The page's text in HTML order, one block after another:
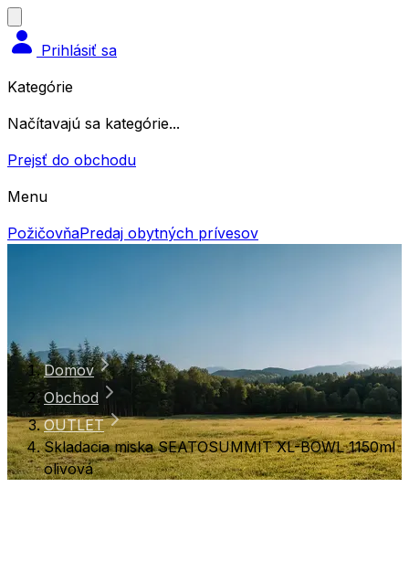
Prihlásiť sa
Kategórie
Načítavajú sa kategórie...
Prejsť do obchodu
Menu
PožičovňaPredaj obytných prívesov
Domov
Obchod
OUTLET
Skladacia miska SEATOSUMMIT XL-BOWL 1150ml
olivová